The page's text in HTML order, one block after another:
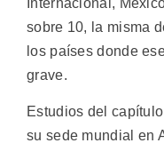
sobre 10, la misma
los países donde
grave.
Estudios del
su sede mundial en